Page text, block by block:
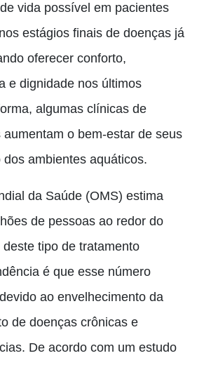
vida possível em pacientes
estágios finais de doenças já
oferecer conforto,
e dignidade nos últimos
algumas clínicas de
o bem-estar de seus
ambientes aquáticos.
da Saúde (OMS) estima
de pessoas ao redor do
tipo de tratamento
é que esse número
ao envelhecimento da
de doenças crônicas e
De acordo com um estudo